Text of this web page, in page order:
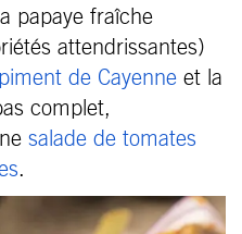
papaye fraîche
attendrissantes)
piment de Cayenne et la
complet,
salade de tomates
.